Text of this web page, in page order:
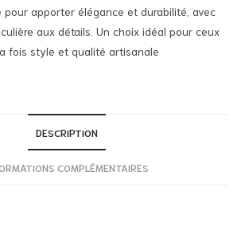
pour apporter élégance et durabilité, avec
aux détails. Un choix idéal pour ceux
fois style et qualité artisanale
DESCRIPTION
COMPLÉMENTAIRES